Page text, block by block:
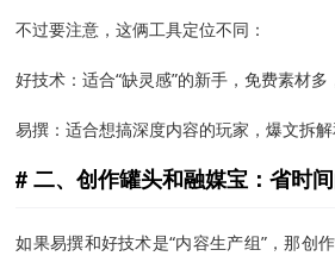
不过要注意，这俩工具定位不同：
好技术：适合“缺灵感”的新手，免费素材多
易撰：适合想搞深度内容的玩家，爆文拆解
二、创作罐头和融媒宝：省时
如果易撰和好技术是“内容生产组”，那创作